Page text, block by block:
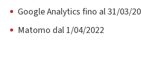
Google Analytics fino al 31/03/
Matomo dal 1/04/2022